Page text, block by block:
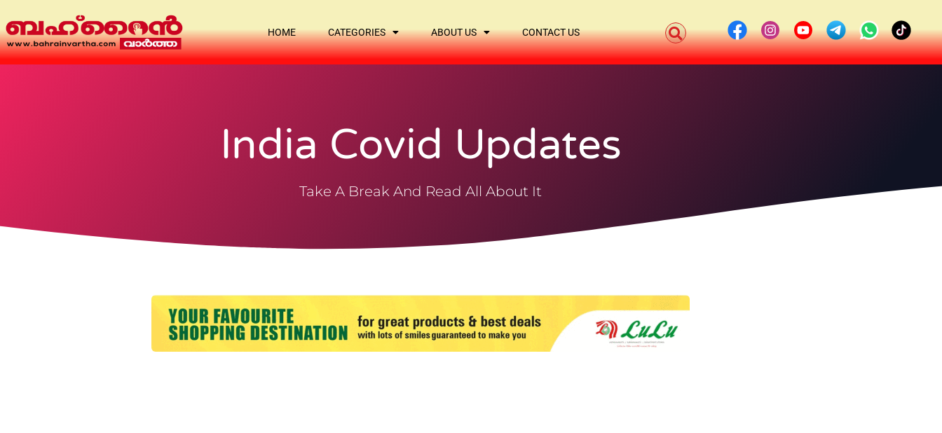
HOME CATEGORIES ABOUT US CONTACT US
India Covid Updates
Take A Break And Read All About It